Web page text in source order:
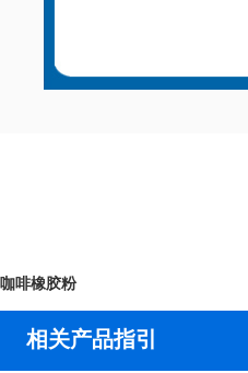
咖啡橡胶粉
相关产品指引